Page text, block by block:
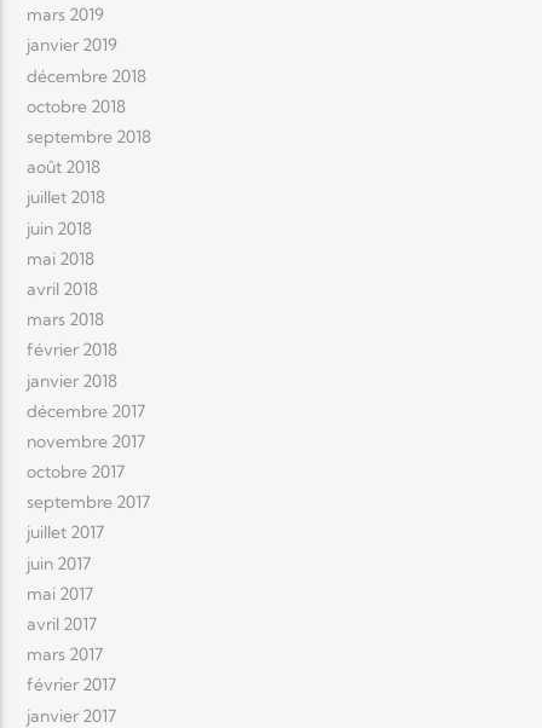
mars 2019
janvier 2019
décembre 2018
octobre 2018
septembre 2018
août 2018
juillet 2018
juin 2018
mai 2018
avril 2018
mars 2018
février 2018
janvier 2018
décembre 2017
novembre 2017
octobre 2017
septembre 2017
juillet 2017
juin 2017
mai 2017
avril 2017
mars 2017
février 2017
janvier 2017